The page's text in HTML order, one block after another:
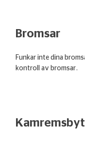
Bromsar
Funkar inte dina
kontroll av bromsar.